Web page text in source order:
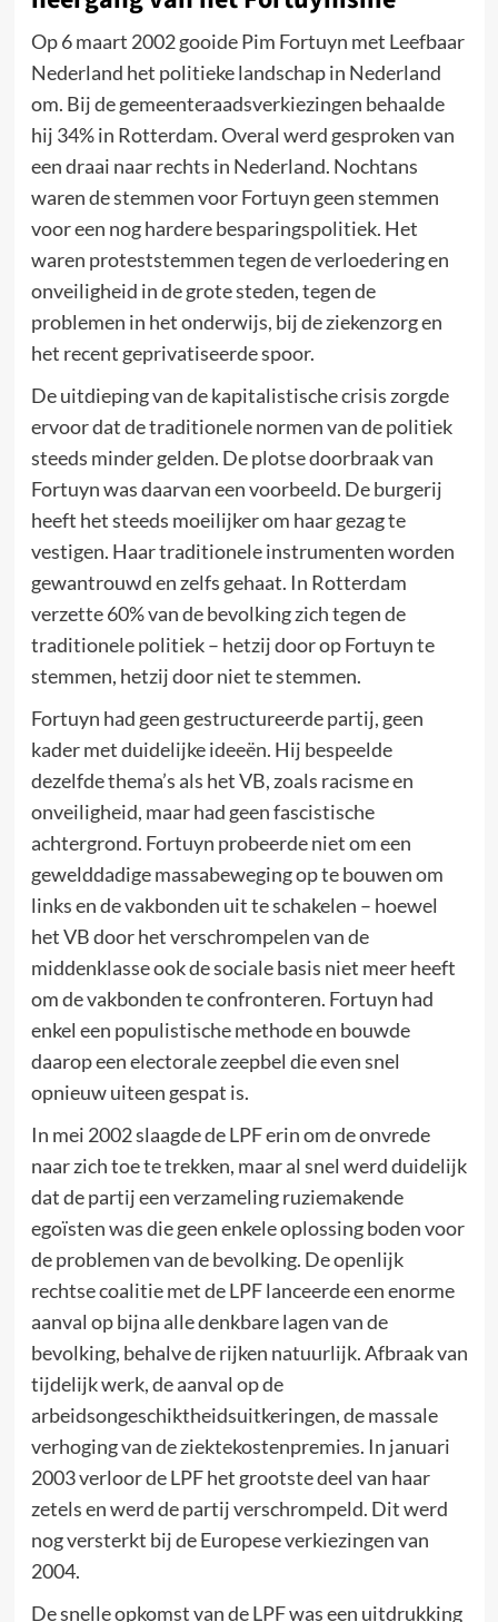
Op 6 maart 2002 gooide Pim Fortuyn met Leefbaar
Nederland het politieke landschap in Nederland
om. Bij de gemeenteraadsverkiezingen behaalde
hij 34% in Rotterdam. Overal werd gesproken van
een draai naar rechts in Nederland. Nochtans
waren de stemmen voor Fortuyn geen stemmen
voor een nog hardere besparingspolitiek. Het
waren proteststemmen tegen de verloedering en
onveiligheid in de grote steden, tegen de
problemen in het onderwijs, bij de ziekenzorg en
het recent geprivatiseerde spoor.
De uitdieping van de kapitalistische crisis zorgde
ervoor dat de traditionele normen van de politiek
steeds minder gelden. De plotse doorbraak van
Fortuyn was daarvan een voorbeeld. De burgerij
heeft het steeds moeilijker om haar gezag te
vestigen. Haar traditionele instrumenten worden
gewantrouwd en zelfs gehaat. In Rotterdam
verzette 60% van de bevolking zich tegen de
traditionele politiek – hetzij door op Fortuyn te
stemmen, hetzij door niet te stemmen.
Fortuyn had geen gestructureerde partij, geen
kader met duidelijke ideeën. Hij bespeelde
dezelfde thema’s als het VB, zoals racisme en
onveiligheid, maar had geen fascistische
achtergrond. Fortuyn probeerde niet om een
gewelddadige massabeweging op te bouwen om
links en de vakbonden uit te schakelen – hoewel
het VB door het verschrompelen van de
middenklasse ook de sociale basis niet meer heeft
om de vakbonden te confronteren. Fortuyn had
enkel een populistische methode en bouwde
daarop een electorale zeepbel die even snel
opnieuw uiteen gespat is.
In mei 2002 slaagde de LPF erin om de onvrede
naar zich toe te trekken, maar al snel werd duidelijk
dat de partij een verzameling ruziemakende
egoïsten was die geen enkele oplossing boden voor
de problemen van de bevolking. De openlijk
rechtse coalitie met de LPF lanceerde een enorme
aanval op bijna alle denkbare lagen van de
bevolking, behalve de rijken natuurlijk. Afbraak van
tijdelijk werk, de aanval op de
arbeidsongeschiktheidsuitkeringen, de massale
verhoging van de ziektekostenpremies. In januari
2003 verloor de LPF het grootste deel van haar
zetels en werd de partij verschrompeld. Dit werd
nog versterkt bij de Europese verkiezingen van
2004.
De snelle opkomst van de LPF was een uitdrukking